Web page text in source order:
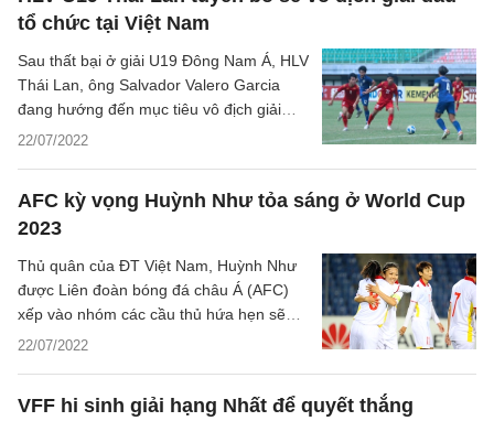
tổ chức tại Việt Nam
22/07/2022
Sau thất bại ở giải U19 Đông Nam Á, HLV
Thái Lan, ông Salvador Valero Garcia
đang hướng đến mục tiêu vô địch giải
U19 Quốc tế bằng mọi giá.
AFC kỳ vọng Huỳnh Như tỏa sáng ở World Cup
2023
22/07/2022
Thủ quân của ĐT Việt Nam, Huỳnh Như
được Liên đoàn bóng đá châu Á (AFC)
xếp vào nhóm các cầu thủ hứa hẹn sẽ
tỏa sáng tại World Cup 2023.
VFF hi sinh giải hạng Nhất để quyết thắng